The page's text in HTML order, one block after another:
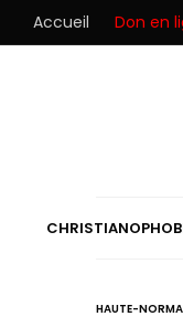
Accueil Don en
HAUTE-